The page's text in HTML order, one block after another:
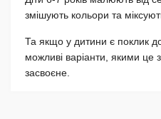
змішують кольори та
Та якщо у дитини є поклик
можливі варіанти, якими це
засвоєне.